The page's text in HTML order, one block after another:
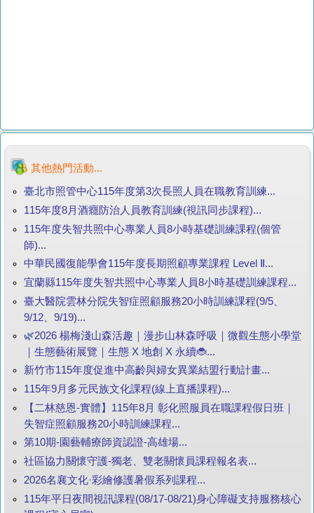
其他熱門活動...
臺北市照管中心115年度第3次長照人員在職教育訓練...
115年度8月酒癮防治人員教育訓練(視訊同步課程)...
115年度失智共照中心專業人員8小時基礎訓練課程(個管
師)...
中華民國復能學會115年度長期照顧專業課程 Level Ⅱ...
宜蘭縣115年度失智共照中心專業人員8小時基礎訓練課程...
臺大醫院雲林分院失智症照顧服務20小時訓練課程(9/5、
9/12、9/19)...
🌿2026 楊梅淺山森活趣｜漫步山林森呼吸｜微觀生態小學堂
｜生態藝術展覽｜生態 X 地創 X 永續🐞...
新竹市115年度促進中高齡與婦女異業結盟行動計畫...
115年9月多元民族文化課程(線上直播課程)...
【二林慈恩-實體】115年8月 彰化照服員在職課程假日班｜
失智症照顧服務20小時訓練課程...
第10期-園藝輔療師資認證-高雄場...
社區協力關懷守護-獨老、雙老關懷員課程報名表...
2026名襄文化·彩繪修護暑假系列課程...
115年平日夜間視訊課程(08/17-08/21)身心障礙支持服務核心